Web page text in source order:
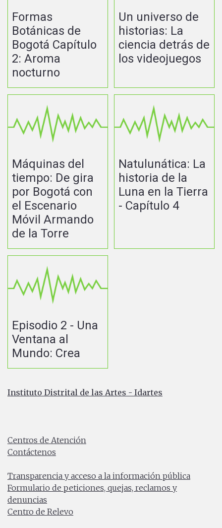
Formas
Botánicas de
Bogotá Capítulo
2: Aroma
nocturno
Un universo de
historias: La
ciencia detrás de
los videojuegos
Máquinas del
tiempo: De gira
por Bogotá con
el Escenario
Móvil Armando
de la Torre
Natulunática: La
historia de la
Luna en la Tierra
- Capítulo 4
Episodio 2 - Una
Ventana al
Mundo: Crea
Instituto Distrital de las Artes - Idartes
Centros de Atención
Contáctenos
Transparencia y acceso a la información pública
Formulario de peticiones, quejas, reclamos y
denuncias
Centro de Relevo